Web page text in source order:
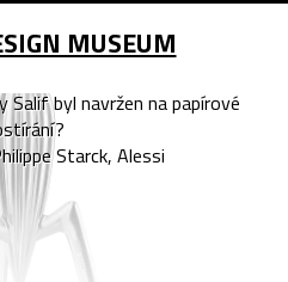
MUSEUM
Salif byl navržen na papírové
Starck, Alessi